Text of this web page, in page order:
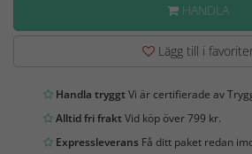
HANDLA
Lägg till i
Handla tryggtVi är certifierade av
Alltid fri fraktVid köp över 799 kr.
Expressleverans Få ditt paket redan